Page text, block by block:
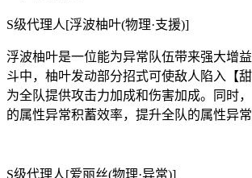
S级代理人[浮波柚叶(物理·支援)]
浮波柚叶是一位能为异常队伍带来强大增
斗中，柚叶发动部分招式可使敌人陷入【
为全队提供攻击力加成和伤害加成。同时
的属性异常积蓄效率，提升全队的属性异常
S级代理人[爱丽丝(物理·异常)]